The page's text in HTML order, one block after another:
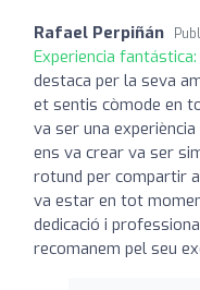
Rafael Perpiñán
Experiencia fantástica:
destaca per la seva
et sentis còmode en
va ser una
ens va crear va ser
rotund per compartir
va estar en tot
dedicació i
recomanem pel seu